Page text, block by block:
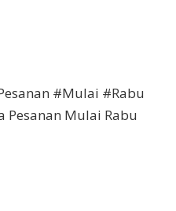
#Mulai #Rabu
Pesanan Mulai Rabu